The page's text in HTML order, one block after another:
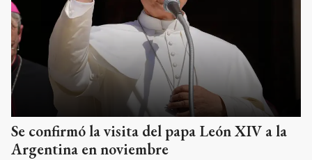
Se confirmó la visita del papa León XIV a la
Argentina en noviembre